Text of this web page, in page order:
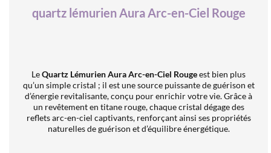
quartz lémurien Aura Arc-en-Ciel Rouge
LeQuartz Lémurien Aura Arc-en-Ciel Rougeest bien plus
qu’un simple cristal ; il est une source puissante de guérison et
d’énergie revitalisante, conçu pour enrichir votre vie. Grâce à
un revêtement en titane rouge, chaque cristal dégage des
reflets arc-en-ciel captivants, renforçant ainsi ses propriétés
naturelles de guérison et d’équilibre énergétique.